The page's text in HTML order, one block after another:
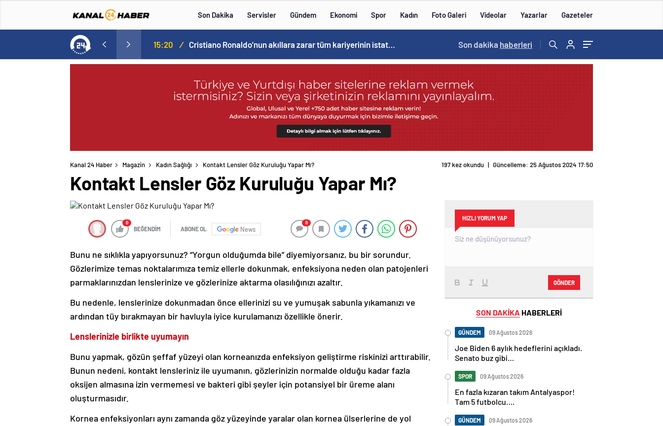
Son Dakika Servisler Gündem Ekonomi Spor Kadın Foto Galeri Videolar Yazarlar Gazeteler
Norweç silahlı kuvvetleri kadınlardan oluşan özel kuvvetler eğitimlerini başlattı. 15:20 / Cristiano Ronaldo’nun akıllara zarar tüm kariyerinin istatistiğini çıkardık ! 14:57 /
Son dakika haberleri
Kanal 24 Haber Magazin Kadın Sağlığı Kontakt Lensler Göz Kuruluğu Yapar Mı? 197 kez okundu | Güncelleme: 25 Ağustos 2024 17:50
Kontakt Lensler Göz Kuruluğu Yapar Mı?
0
BEĞENDİM ABONE OL News
0
Bunu ne sıklıkla yapıyorsunuz? “Yorgun olduğumda bile” diyemiyorsanız, bu bir sorundur.
Gözlerimize temas noktalarımıza temiz ellerle dokunmak, enfeksiyona neden olan patojenleri
parmaklarınızdan lenslerinize ve gözlerinize aktarma olasılığınızı azaltır.
Bu nedenle, lenslerinize dokunmadan önce ellerinizi su ve yumuşak sabunla yıkamanızı ve
ardından tüy bırakmayan bir havluyla iyice kurulamanızı özellikle önerir.
Lenslerinizle birlikte uyumayın
Bunu yapmak, gözün şeffaf yüzeyi olan korneanızda enfeksiyon geliştirme riskinizi arttırabilir.
Bunun nedeni, kontakt lensleriniz ile uyumanın, gözlerinizin normalde olduğu kadar fazla
oksijen almasına izin vermemesi ve bakteri gibi şeyler için potansiyel bir üreme alanı
oluşturmasıdır.
Kornea enfeksiyonları aynı zamanda göz yüzeyinde yaralar olan kornea ülserlerine de yol
HIZLI YORUM YAP
GÖNDER
SON DAKİKA HABERLERİ
GÜNDEM 09 Ağustos 2026
Joe Biden 6 aylık hedeflerini açıkladı.
Senato buz gibi…
SPOR 09 Ağustos 2026
En fazla kızaran takım Antalyaspor!
Tam 5 futbolcu….
GÜNDEM 09 Ağustos 2026